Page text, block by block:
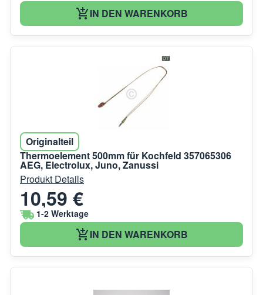
IN DEN WARENKORB
Originalteil
Thermoelement 500mm für Kochfeld 357065306
AEG, Electrolux, Juno, Zanussi
Produkt Details
10,59 €
1-2 Werktage
IN DEN WARENKORB